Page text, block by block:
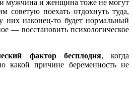
мужчина и женщина тоже не могут
советую поехать отдохнуть туда,
них наконец-то будет нормальный
— восстановить психологическое
фактор бесплодия, когда
какой причине беременность не